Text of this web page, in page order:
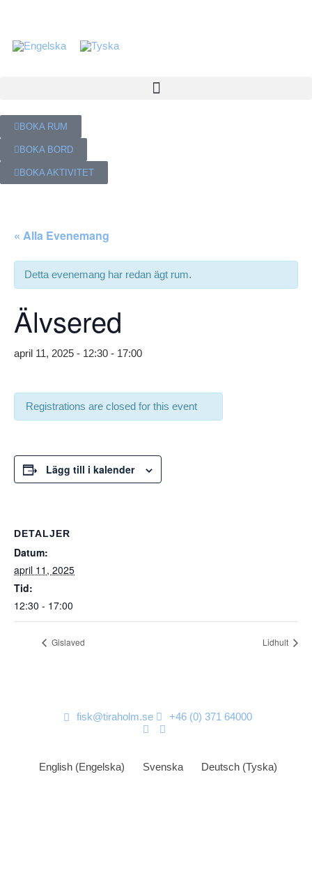
BOKA RUM
BOKA BORD
BOKA AKTIVITET
« Alla Evenemang
Detta evenemang har redan ägt rum.
Älvsered
april 11, 2025 - 12:30 - 17:00
Registrations are closed for this event
Lägg till i kalender
DETALJER
Datum:
april 11, 2025
Tid:
12:30 - 17:00
Gislaved Lidhult
fisk@tiraholm.se +46 (0) 371 64000
English (Engelska) Svenska Deutsch (Tyska)